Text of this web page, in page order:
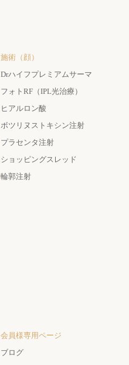
施術（顔）
Drハイフプレミアムサーマ
フォトRF（IPL光治療）
ヒアルロン酸
ボツリヌストキシン注射
プラセンタ注射
ショッピングスレッド
輪郭注射
会員様専用ページ
ブログ